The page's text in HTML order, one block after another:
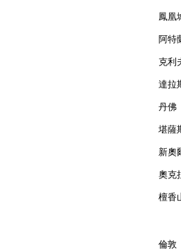
鳳
阿
克
達
丹
堪
新
奧
檀
倫